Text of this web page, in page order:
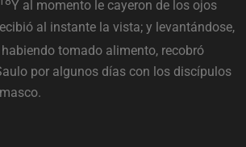
Y al momento le cayeron de los ojos
al instante la vista; y levantándose,
tomado alimento, recobró
por algunos días con los discípulos